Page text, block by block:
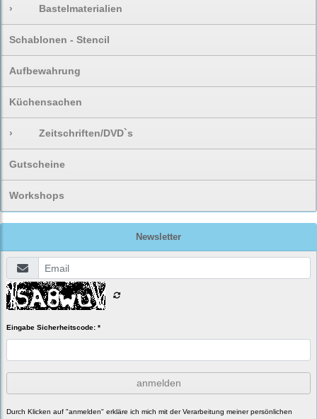
› Bastelmaterialien
Schablonen - Stencil
Aufbewahrung
Küchensachen
› Zeitschriften/DVD`s
Gutscheine
Workshops
Newsletter
Eingabe Sicherheitscode: *
anmelden
Durch Klicken auf "anmelden" erkläre ich mich mit der Verarbeitung meiner persönlichen